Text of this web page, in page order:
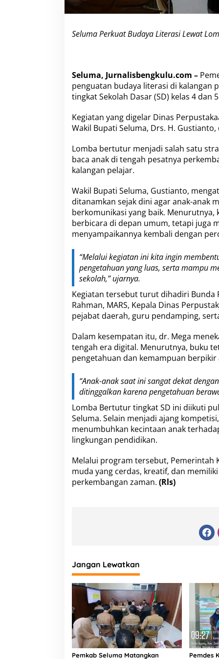
o
b
t
u
t
u
Seluma Perkuat Budaya Literasi Lewat
Seluma, Jurnalisbengkulu.com –
penguatan budaya literasi di kalangan
tingkat Sekolah Dasar (SD) kelas 4 dan
Kegiatan yang digelar Dinas
Wakil Bupati Seluma, Drs. H.
Lomba bertutur menjadi salah satu
baca anak di tengah pesatnya
kalangan pelajar.
Wakil Bupati Seluma, Gustianto,
ditanamkan sejak dini agar anak-anak
berkomunikasi yang baik.
berbicara di depan umum, tetapi juga
menyampaikannya kembali dengan
“Melalui kegiatan ini kita ingin
pengetahuan yang luas, serta mampu
sekolah,” ujarnya.
Kegiatan tersebut turut dihadiri Bunda
Rahman, MARS, Kepala Dinas
pejabat daerah, guru pendamping,
Dalam kesempatan itu, dr. Mega
tengah era digital. Menurutnya, buku
pengetahuan dan kemampuan berpikir
“Anak-anak saat ini sangat dekat
ditinggalkan karena pengetahuan
Lomba Bertutur tingkat SD ini diikuti
Seluma. Selain menjadi ajang
menumbuhkan kecintaan anak
lingkungan pendidikan.
Melalui program tersebut, Pemerintah
muda yang cerdas, kreatif, dan
perkembangan zaman. (Rls)
Jangan Lewatkan
Pemkab Seluma Matangkan Pemdes